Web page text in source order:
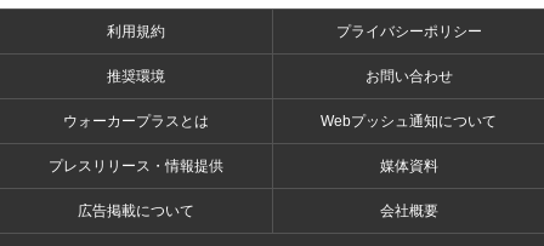
利用規約 プライバシーポリシー
推奨環境 お問い合わせ
ウォーカープラスとは Webプッシュ通知について
プレスリリース・情報提供 媒体資料
広告掲載について 会社概要